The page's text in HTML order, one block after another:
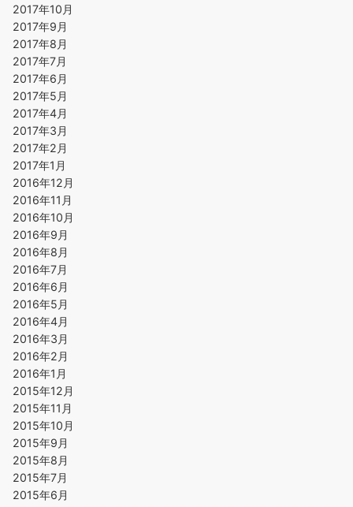
2017年10月
2017年9月
2017年8月
2017年7月
2017年6月
2017年5月
2017年4月
2017年3月
2017年2月
2017年1月
2016年12月
2016年11月
2016年10月
2016年9月
2016年8月
2016年7月
2016年6月
2016年5月
2016年4月
2016年3月
2016年2月
2016年1月
2015年12月
2015年11月
2015年10月
2015年9月
2015年8月
2015年7月
2015年6月